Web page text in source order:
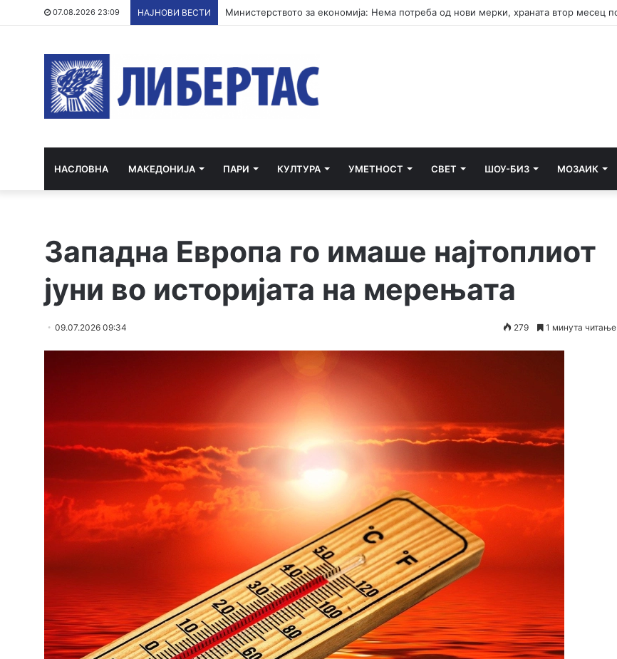
07.08.2026 23:09 НАЈНОВИ ВЕСТИ
НАСЛОВНА МАКЕДОНИЈА ПАРИ КУЛТУРА УМЕТНОСТ СВЕТ ШОУ-БИЗ МОЗАИК
Западна Европа го имаше најтоплиот
јуни во историјата на мерењата
09.07.2026 09:34 279 1 минута читање